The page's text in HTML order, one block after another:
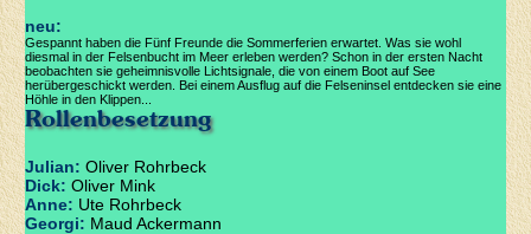
neu:
Gespannt haben die Fünf Freunde die Sommerferien erwartet. Was sie wohl
diesmal in der Felsenbucht im Meer erleben werden? Schon in der ersten Nacht
beobachten sie geheimnisvolle Lichtsignale, die von einem Boot auf See
herübergeschickt werden. Bei einem Ausflug auf die Felseninsel entdecken sie eine
Höhle in den Klippen...
Rollenbesetzung
Julian:Oliver Rohrbeck
Dick:Oliver Mink
Anne: Ute Rohrbeck
Georgi: Maud Ackermann